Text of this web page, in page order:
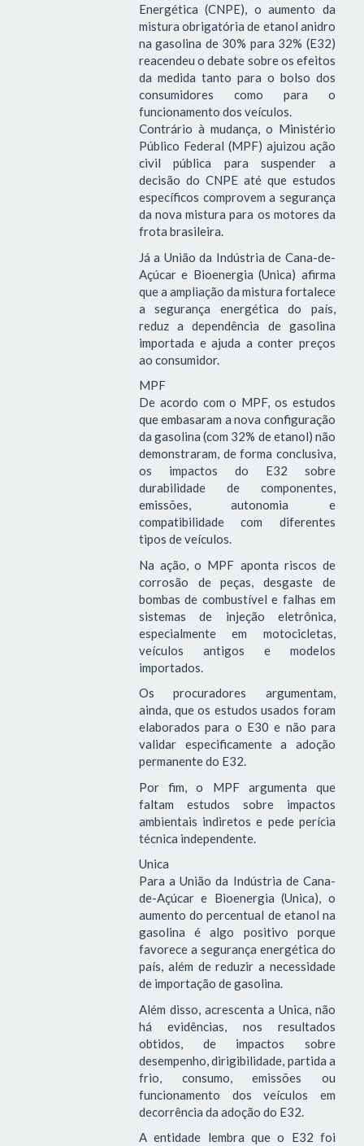
Energética (CNPE), o aumento da
mistura obrigatória de etanol anidro
na gasolina de 30% para 32% (E32)
reacendeu o debate sobre os efeitos
da medida tanto para o bolso dos
consumidores como para o
funcionamento dos veículos.
Contrário à mudança, o Ministério
Público Federal (MPF) ajuizou ação
civil pública para suspender a
decisão do CNPE até que estudos
específicos comprovem a segurança
da nova mistura para os motores da
frota brasileira.
Já a União da Indústria de Cana-de-
Açúcar e Bioenergia (Unica) afirma
que a ampliação da mistura fortalece
a segurança energética do país,
reduz a dependência de gasolina
importada e ajuda a conter preços
ao consumidor.
MPF
De acordo com o MPF, os estudos
que embasaram a nova configuração
da gasolina (com 32% de etanol) não
demonstraram, de forma conclusiva,
os impactos do E32 sobre
durabilidade de componentes,
emissões, autonomia e
compatibilidade com diferentes
tipos de veículos.
Na ação, o MPF aponta riscos de
corrosão de peças, desgaste de
bombas de combustível e falhas em
sistemas de injeção eletrônica,
especialmente em motocicletas,
veículos antigos e modelos
importados.
Os procuradores argumentam,
ainda, que os estudos usados foram
elaborados para o E30 e não para
validar especificamente a adoção
permanente do E32.
Por fim, o MPF argumenta que
faltam estudos sobre impactos
ambientais indiretos e pede perícia
técnica independente.
Unica
Para a União da Indústria de Cana-
de-Açúcar e Bioenergia (Unica), o
aumento do percentual de etanol na
gasolina é algo positivo porque
favorece a segurança energética do
país, além de reduzir a necessidade
de importação de gasolina.
Além disso, acrescenta a Unica, não
há evidências, nos resultados
obtidos, de impactos sobre
desempenho, dirigibilidade, partida a
frio, consumo, emissões ou
funcionamento dos veículos em
decorrência da adoção do E32.
A entidade lembra que o E32 foi